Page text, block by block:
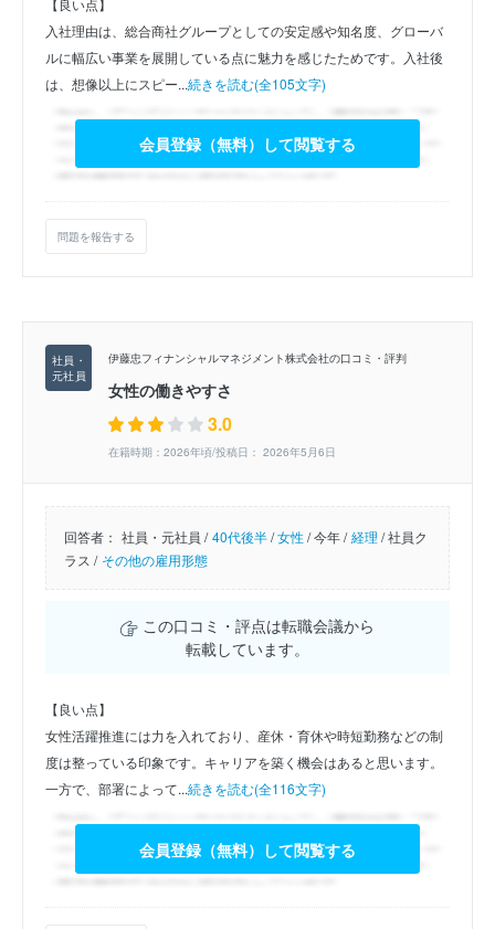
入社理由は、総合商社グループとしての安定感や知名度、グローバ
ルに幅広い事業を展開している点に魅力を感じたためです。入社後
は、想像以上にスピー...続きを読む(全105文字)
会員登録（無料）して閲覧する
問題を報告する
伊藤忠フィナンシャルマネジメント株式会社の口コミ・評判
女性の働きやすさ
3.0
在籍時期：2026年頃/投稿日： 2026年5月6日
回答者： 社員・元社員 / 40代後半/女性/今年 / 経理 /社員ク
ラス / その他の雇用形態
この口コミ・評点は転職会議から
転載しています。
【良い点】
女性活躍推進には力を入れており、産休・育休や時短勤務などの制
度は整っている印象です。キャリアを築く機会はあると思います。
一方で、部署によって...続きを読む(全116文字)
会員登録（無料）して閲覧する